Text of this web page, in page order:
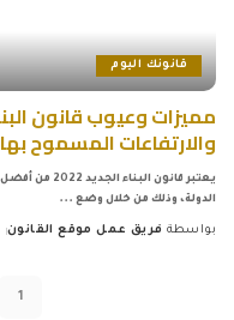
قانونك اليوم
والارتفاعات المسموح بها
يعتبر قانون
الدولة، وذلك من خلال وضع ...
بواسطة فريق عمل موقع القانون
1